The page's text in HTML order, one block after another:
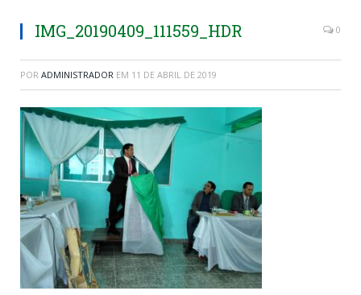
IMG_20190409_111559_HDR 0
POR ADMINISTRADOR EM 11 DE ABRIL DE 2019